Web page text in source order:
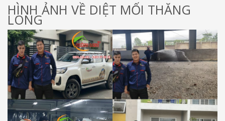
HÌNH ẢNH VỀ DIỆT MỐI THĂNG
LONG